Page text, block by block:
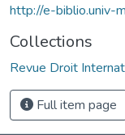
http://e-biblio.univ-
Collections
Revue Droit
Full item page